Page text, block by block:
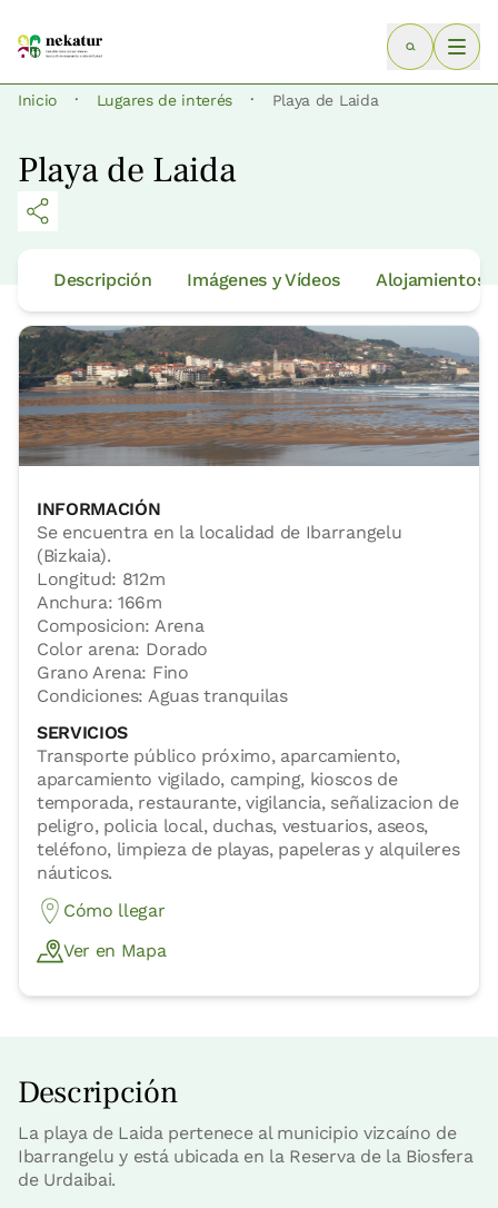
Inicio · Lugares de interés · Playa de Laida
Playa de Laida
Descripción Imágenes y Vídeos Alojamientos
INFORMACIÓN
Se encuentra en la localidad de Ibarrangelu
(Bizkaia).
Longitud: 812m
Anchura: 166m
Composicion: Arena
Color arena: Dorado
Grano Arena: Fino
Condiciones: Aguas tranquilas
SERVICIOS
Transporte público próximo, aparcamiento,
aparcamiento vigilado, camping, kioscos de
temporada, restaurante, vigilancia, señalizacion de
peligro, policia local, duchas, vestuarios, aseos,
teléfono, limpieza de playas, papeleras y alquileres
náuticos.
Cómo llegar
Ver en Mapa
Descripción
La playa de Laida pertenece al municipio vizcaíno de
Ibarrangelu y está ubicada en la Reserva de la Biosfera
de Urdaibai.